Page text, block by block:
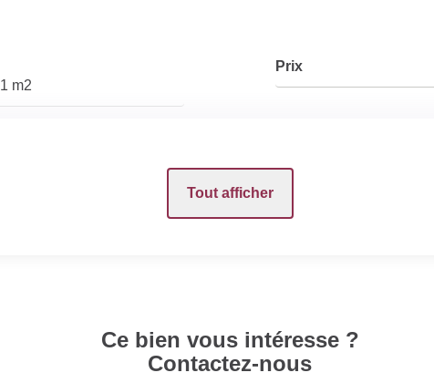
Prix
m2
INTÉRIEUR
Tout afficher
Ce bien vous intéresse ?
Contactez-nous